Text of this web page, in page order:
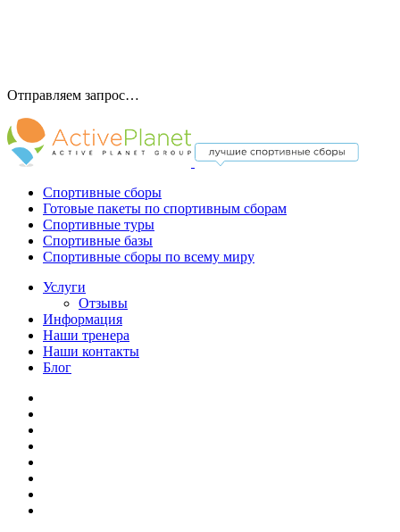
Отправляем запрос…
Спортивные сборы
Готовые пакеты по спортивным сборам
Спортивные туры
Спортивные базы
Спортивные сборы по всему миру
Услуги
Отзывы
Информация
Наши тренера
Наши контакты
Блог